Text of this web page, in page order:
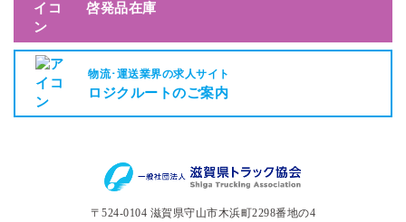
啓発品在庫
物流･運送業界の求人サイト
ロジクルートのご案内
〒524-0104 滋賀県守山市木浜町2298番地の4